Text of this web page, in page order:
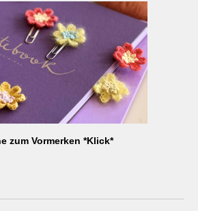
zum Vormerken *Klick*